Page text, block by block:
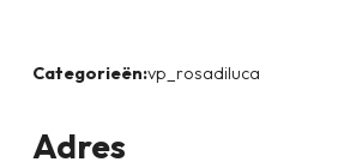
Categorieën:vp_rosadiluca
Adres